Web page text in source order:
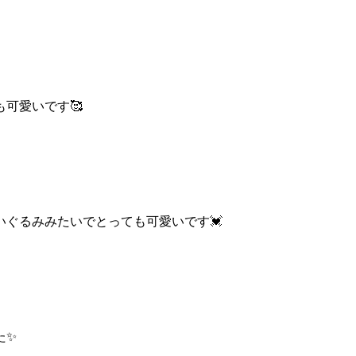
可愛いです🥰
るみみたいでとっても可愛いです💓
✨